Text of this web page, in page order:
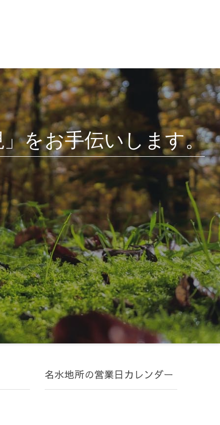
をお手伝いします。
名水地所の営業日カレンダー